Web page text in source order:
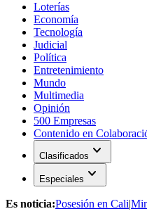
Loterías
Economía
Tecnología
Judicial
Política
Entretenimiento
Mundo
Multimedia
Opinión
500 Empresas
Contenido en
Clasificados expand_more
Especiales expand_more
Es noticia:Posesión en Cali|